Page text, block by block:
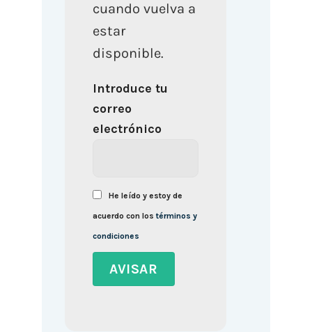
cuando vuelva a
estar
disponible.
Introduce tu
correo
electrónico
He leído y estoy de
acuerdo con lostérminos y
condiciones